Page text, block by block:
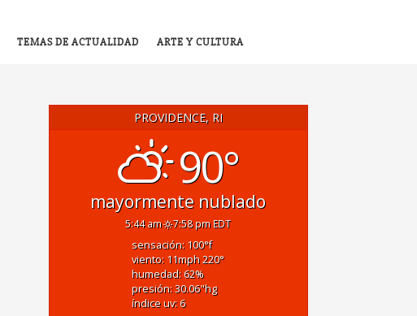
TEMAS DE ACTUALIDAD ARTE Y CULTURA
PROVIDENCE, RI
90°
mayormente nublado
5:44 am 7:58 pm EDT
sensación: 100°f
viento: 11mph220°
humedad: 62%
presión: 30.06"hg
índice uv: 6